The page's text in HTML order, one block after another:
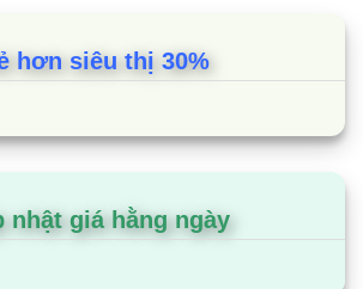
động 24000btu
dàn lạnh điều hòa LG đáp
mát cho những căn phòng có
– 40m² (từ 80 đến 120m³) như:
phòng ngủ, phòng họp,… Vì vậy,
làm mát tối ưu nhất mà không
đến độ bền của máy lạnh khi hoạt
hơn siêu thị 30%
nhật giá hằng ngày